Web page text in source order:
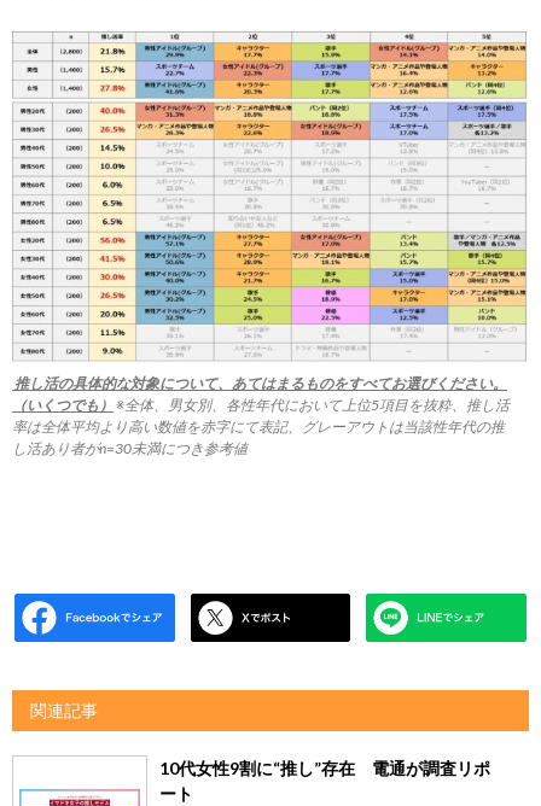
推し活の具体的な対象について、あてはまるものをすべてお選びください。
（いくつでも） ※全体、男女別、各性年代において上位5項目を抜粋、推し活
率は全体平均より高い数値を赤字にて表記、グレーアウトは当該性年代の推
し活あり者がn=30未満につき参考値
関連記事
10代女性9割に“推し”存在 電通が調査リポ
ート